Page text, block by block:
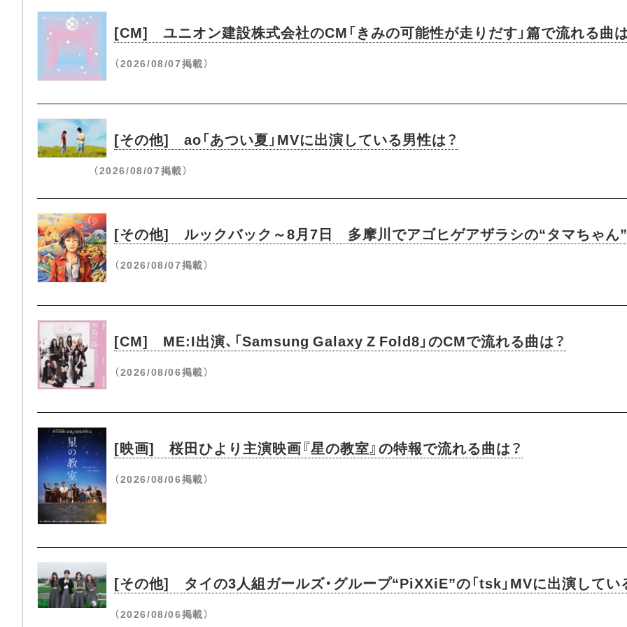
[CM] ユニオン建設株式会社のCM「きみの可能性が走りだす」篇で流れる曲
（2026/08/07掲載）
[その他] ao「あつい夏」MVに出演している男性は？
（2026/08/07掲載）
[その他] ルックバック～8月7日 多摩川でアゴヒゲアザラシの“タマちゃん
（2026/08/07掲載）
[CM] ME:I出演、「Samsung Galaxy Z Fold8」のCMで流れる曲は？
（2026/08/06掲載）
[映画] 桜田ひより主演映画『星の教室』の特報で流れる曲は？
（2026/08/06掲載）
[その他] タイの3人組ガールズ・グループ“PiXXiE”の「tsk」MVに出演してい
（2026/08/06掲載）